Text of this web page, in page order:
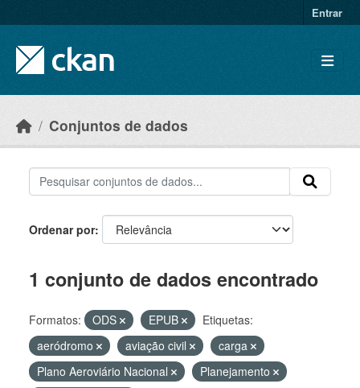
Entrar
Conjuntos de dados
Ordenar por
1 conjunto de dados encontrado
Formatos: ODS EPUB
Etiquetas:
aeródromo
aviação civil
carga
Plano Aeroviário Nacional
Planejamento